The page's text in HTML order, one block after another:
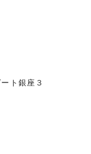
ト銀座３